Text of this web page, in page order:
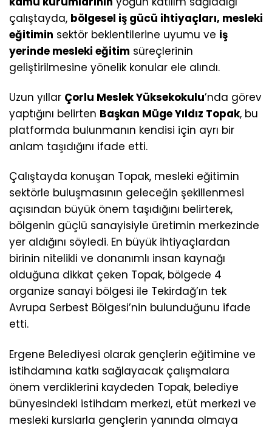
çalıştayda, bölgesel iş gücü ihtiyaçları, mesleki
eğitimin sektör beklentilerine uyumu ve iş
yerinde mesleki eğitim süreçlerinin
geliştirilmesine yönelik konular ele alındı.
Uzun yıllar Çorlu Meslek Yüksekokulu’nda görev
yaptığını belirten Başkan Müge Yıldız Topak, bu
platformda bulunmanın kendisi için ayrı bir
anlam taşıdığını ifade etti.
Çalıştayda konuşan Topak, mesleki eğitimin
sektörle buluşmasının geleceğin şekillenmesi
açısından büyük önem taşıdığını belirterek,
bölgenin güçlü sanayisiyle üretimin merkezinde
yer aldığını söyledi. En büyük ihtiyaçlardan
birinin nitelikli ve donanımlı insan kaynağı
olduğuna dikkat çeken Topak, bölgede 4
organize sanayi bölgesi ile Tekirdağ’ın tek
Avrupa Serbest Bölgesi’nin bulunduğunu ifade
etti.
Ergene Belediyesi olarak gençlerin eğitimine ve
istihdamına katkı sağlayacak çalışmalara
önem verdiklerini kaydeden Topak, belediye
bünyesindeki istihdam merkezi, etüt merkezi ve
mesleki kurslarla gençlerin yanında olmaya